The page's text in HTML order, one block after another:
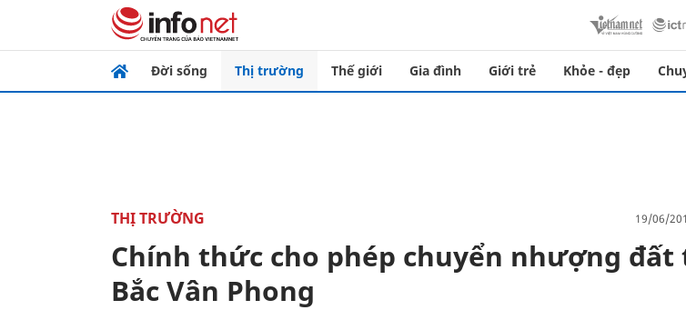
Đời sống Thị trường Thế giới Gia đình Giới trẻ Khỏe - đẹp
THỊ TRƯỜNG 19/06/
Chính thức cho phép chuyển nhượng
Bắc Vân Phong